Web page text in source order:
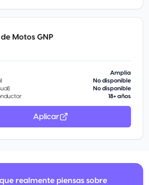
Motos GNP
Amplia
No disponible
No disponible
18+ años
Aplicar
realmente piensas sobre